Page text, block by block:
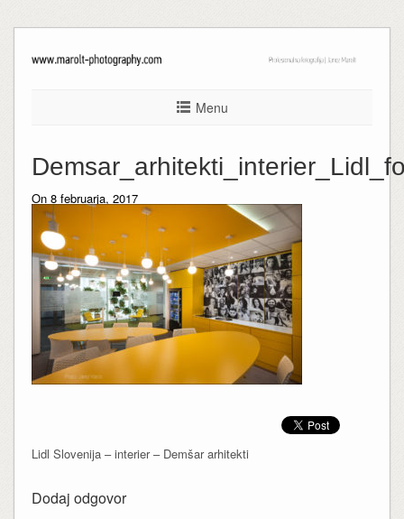
Menu
On 8 februarja, 2017
Lidl Slovenija – interier – Demšar arhitekti
Dodaj odgovor